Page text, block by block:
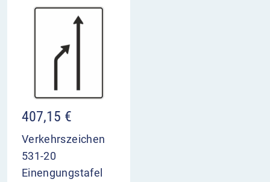
407,15 €
Verkehrszeichen
531-20
Einengungstafel